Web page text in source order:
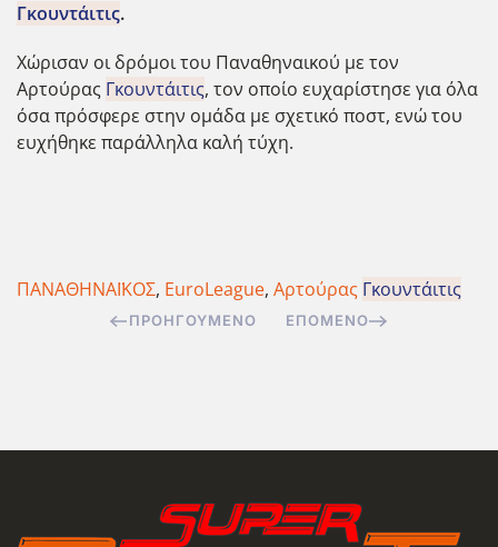
Γκουντάιτις.
Χώρισαν οι δρόμοι του Παναθηναικού με τον
Αρτούρας Γκουντάιτις, τον οποίο ευχαρίστησε για όλα
όσα πρόσφερε στην ομάδα με σχετικό ποστ, ενώ του
ευχήθηκε παράλληλα καλή τύχη.
ΠΑΝΑΘΗΝΑΪΚΟΣ, EuroLeague, Αρτούρας Γκουντάιτις
ΠΡΟΗΓΟΎΜΕΝΟ ΕΠΌΜΕΝΟ